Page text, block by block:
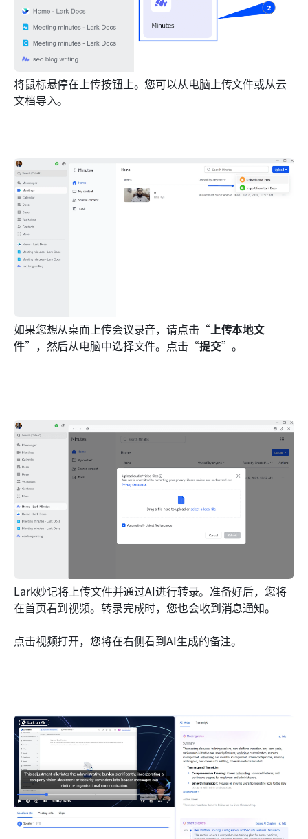
将鼠标悬停在上传按钮上。您可以从电脑上传文件或从云
文档导入。
如果您想从桌面上传会议录音，请点击“上传本地文
件”，然后从电脑中选择文件。点击“提交”。
Lark妙记将上传文件并通过AI进行转录。准备好后，您将
在首页看到视频。转录完成时，您也会收到消息通知。
点击视频打开，您将在右侧看到AI生成的备注。